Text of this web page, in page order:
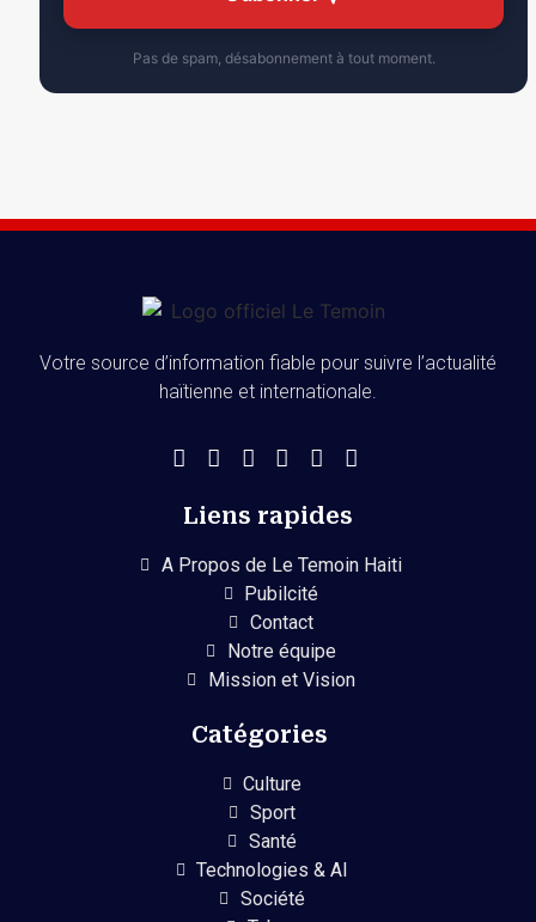
Pas de spam, désabonnement à tout moment.
Votre source d’information fiable pour suivre l’actualité
haïtienne et internationale.
Liens rapides
A Propos de Le Temoin Haiti
Pubilcité
Contact
Notre équipe
Mission et Vision
Catégories
Culture
Sport
Santé
Technologies & AI
Société